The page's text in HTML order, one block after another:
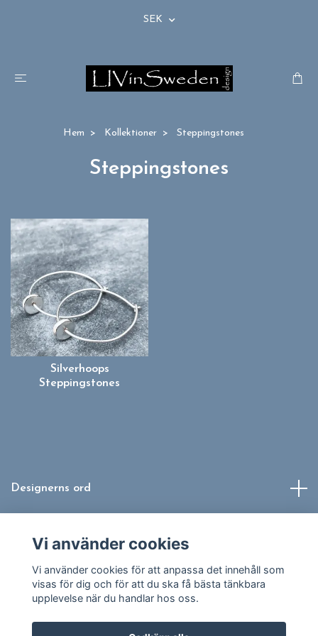
SEK
Hem Kollektioner Steppingstones
Steppingstones
Silverhoops
Steppingstones
Designerns ord
Sociala medier
Vi använder cookies
Vi använder cookies för att anpassa det innehåll som
visas för dig och för att du ska få bästa tänkbara
upplevelse när du handlar hos oss.